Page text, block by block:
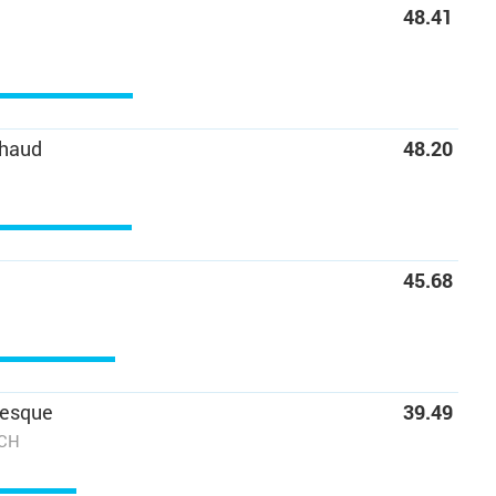
48.41
48.20
45.68
39.49